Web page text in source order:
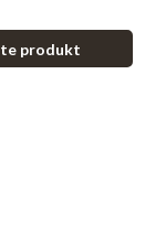
produkt